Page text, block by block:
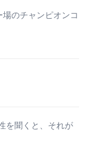
のチャンピオンコ
を聞くと、それが